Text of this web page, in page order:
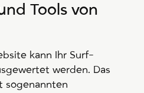
Tools von
kann Ihr Surf-
werden. Das
sogenannten